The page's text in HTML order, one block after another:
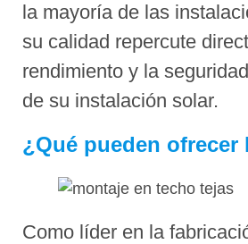
la mayoría de las
su calidad repercute
rendimiento y la
de su instalación solar.
¿Qué pueden ofrecer
Como líder en la